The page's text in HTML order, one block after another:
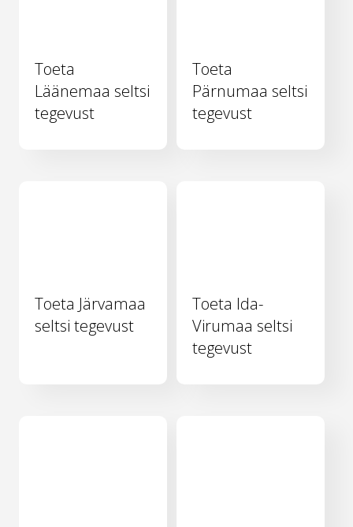
Toeta
Läänemaa seltsi
tegevust
Toeta
Pärnumaa seltsi
tegevust
Toeta Järvamaa
seltsi tegevust
Toeta Ida-
Virumaa seltsi
tegevust